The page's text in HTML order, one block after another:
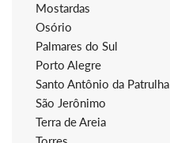
Mostardas
Osório
Palmares do Sul
Porto Alegre
Santo Antônio da Patrulha
São Jerônimo
Terra de Areia